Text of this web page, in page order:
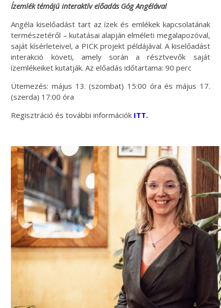
Ízemlék témájú interaktív előadás Góg Angélával
Angéla kiselőadást tart az ízek és emlékek kapcsolatának
természetéről – kutatásai alapján elméleti megalapozóval,
saját kísérleteivel, a PICK projekt példájával. A kiselőadást
interakció követi, amely során a résztvevők saját
ízemlékeiket kutatják. Az előadás időtartama: 90 perc
Ütemezés: május 13. (szombat) 15:00 óra és május 17.
(szerda) 17:00 óra
Regisztráció és további információk ITT.